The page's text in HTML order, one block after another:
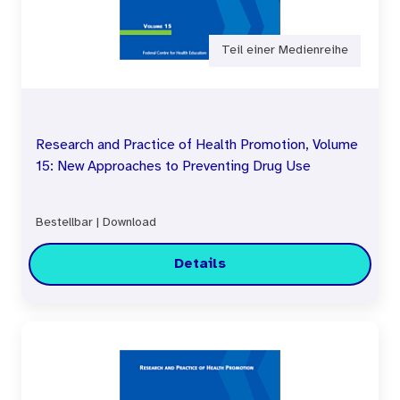
Teil einer Medienreihe
Research and Practice of Health Promotion, Volume
15: New Approaches to Preventing Drug Use
Bestellbar Download
Details